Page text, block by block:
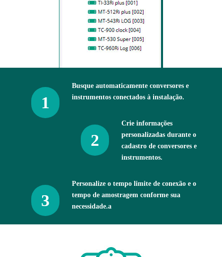
1
Busque automaticamente conversores e
instrumentos conectados à instalação.
2
Crie informações
personalizadas durante o
cadastro de conversores e
instrumentos.
3
Personalize o tempo limite de conexão e o
tempo de amostragem conforme sua
necessidade.a